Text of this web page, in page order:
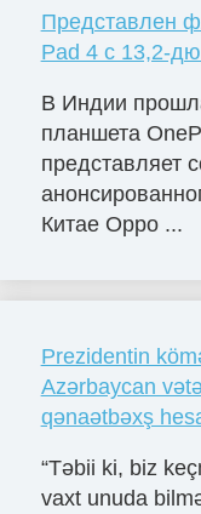
Представлен
Pad 4 с 13,2-
В Индии
планшета
представляет
Китае Oppo ...
Prezidentin
Azərbaycan
qənaətbəxş
“Təbii ki, biz
vaxt unuda